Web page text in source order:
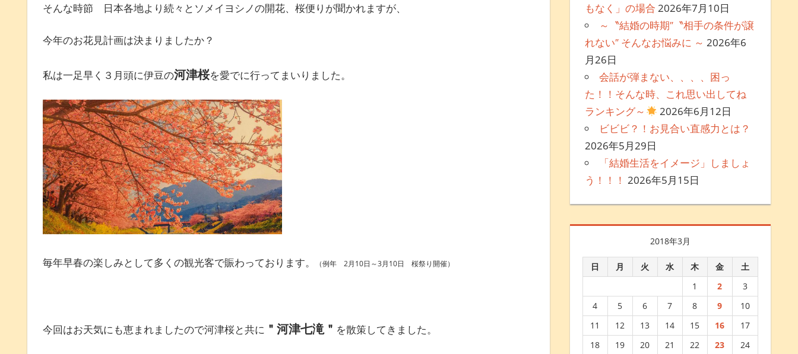
そんな時節 日本各地より続々とソメイヨシノの開花、桜便りが聞かれますが、
今年のお花見計画は決まりましたか？
私は一足早く３月頭に伊豆の河津桜を愛でに行ってまいりました。
毎年早春の楽しみとして多くの観光客で賑わっております。 （例年 2月10日～3月10日 桜祭り開催）
今回はお天気にも恵まれましたので河津桜と共に ＂河津七滝＂ を散策してきました。
もなく」の場合 2026年7月10日
～〝結婚の時期″〝相手の条件が譲
れない″ そんなお悩みに ～ 2026年6
月26日
会話が弾まない、、、、困っ
た！！そんな時、これ思い出してね
ランキング～
2026年6月12日
ビビビ？！お見合い直感力とは？
2026年5月29日
「結婚生活をイメージ」しましょ
う！！！ 2026年5月15日
2018年3月
日 月 火 水 木 金 土
1 2
3
4
5 6 7 8 9
10
11
12 13 14 15 16
17
18
19 20 21 22 23
24